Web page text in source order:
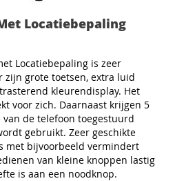
Locatiebepaling
Locatiebepaling is zeer
grote toetsen, extra luid
kleurendisplay. Het
voor zich. Daarnaast krijgen 5
de telefoon toegestuurd
gebruikt. Zeer geschikte
met bijvoorbeeld vermindert
van kleine knoppen lastig
is aan een noodknop.